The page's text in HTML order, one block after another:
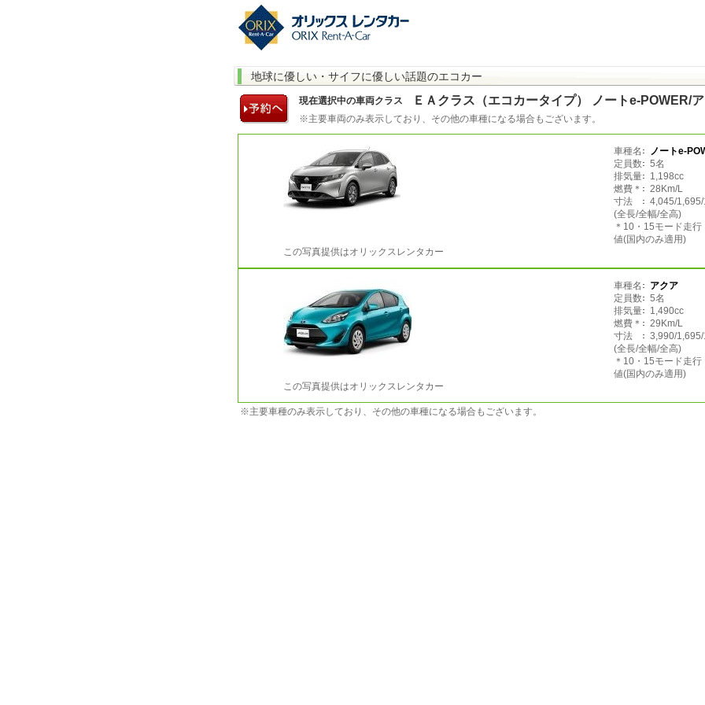
地球に優しい・サイフに優しい話題のエコカー
現在選択中の車両クラス ＥＡクラス（エコカータイプ） ノートe-POWER/
※主要車両のみ表示しており、その他の車種になる場合もございます。
車種名
ノートe-
定員数
5名
排気量
1,198cc
燃費＊
28Km/L
寸法
4,045/
(全長/全幅/全高)
＊10・15モード走
値(国内のみ適用)
この写真提供はオリックスレンタカー
車種名
アクア
定員数
5名
排気量
1,490cc
燃費＊
29Km/L
寸法
3,990/
(全長/全幅/全高)
＊10・15モード走
値(国内のみ適用)
この写真提供はオリックスレンタカー
※主要車種のみ表示しており、その他の車種になる場合もございます。